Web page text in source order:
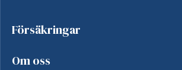
Försäkringar
Om oss